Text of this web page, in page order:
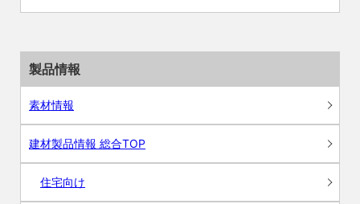
製品情報
素材情報
建材製品情報 総合TOP
住宅向け